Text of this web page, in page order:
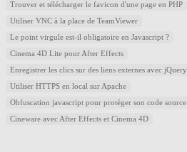
Trouver et télécharger le favicon d'une page en PHP
Utiliser VNC à la place de TeamViewer
Le point virgule est-il obligatoire en Javascript ?
Cinema 4D Lite pour After Effects
Enregistrer les clics sur des liens externes avec jQuery
Utiliser HTTPS en local sur Apache
Obfuscation javascript pour protéger son code source
Cineware avec After Effects et Cinema 4D